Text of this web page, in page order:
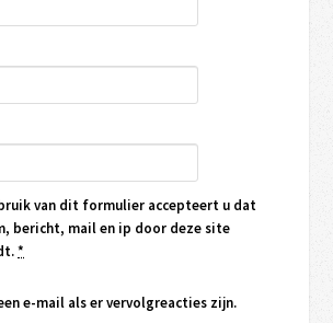
van dit formulier accepteert u dat
bericht, mail en ip door deze site
*
e-mail als er vervolgreacties zijn.